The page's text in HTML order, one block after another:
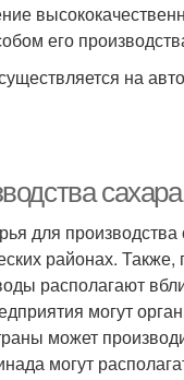
его
на
для
районах. Также,
располагают
могут
может
могут